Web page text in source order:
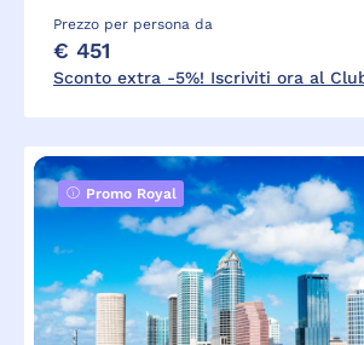
Prezzo per persona da
€ 451
Sconto extra -5%! Iscriviti ora al
Promo Royal